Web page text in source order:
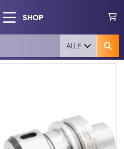
SHOP
ALLE